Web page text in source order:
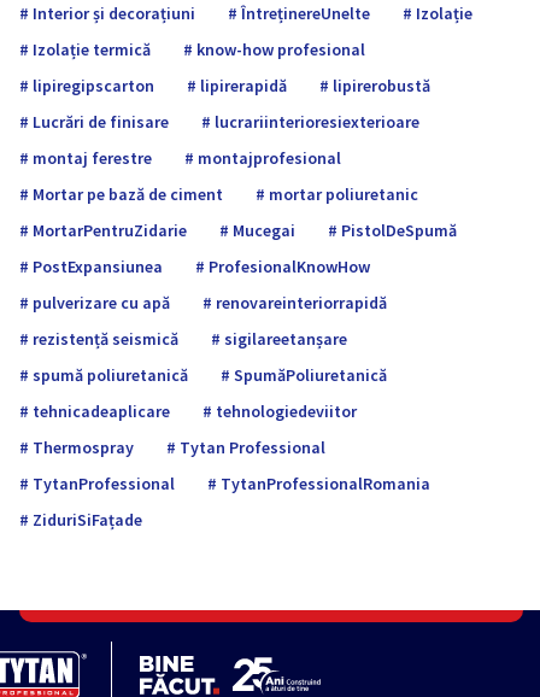
Interior și decorațiuni
ÎntreținereUnelte
Izolație
Izolație termică
know-how profesional
lipiregipscarton
lipirerapidă
lipirerobustă
Lucrări de finisare
lucrariinterioresiexterioare
montaj ferestre
montajprofesional
Mortar pe bază de ciment
mortar poliuretanic
MortarPentruZidarie
Mucegai
PistolDeSpumă
PostExpansiunea
ProfesionalKnowHow
pulverizare cu apă
renovareinteriorrapidă
rezistență seismică
sigilareetanșare
spumă poliuretanică
SpumăPoliuretanică
tehnicadeaplicare
tehnologiedeviitor
Thermospray
Tytan Professional
TytanProfessional
TytanProfessionalRomania
ZiduriSiFațade